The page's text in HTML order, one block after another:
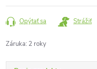
Opýtať sa Strážiť
Záruka: 2 roky